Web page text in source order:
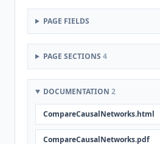
PAGE FIELDS
PAGE SECTIONS 4
DOCUMENTATION 2
CompareCausalNetworks.html
CompareCausalNetworks.pdf